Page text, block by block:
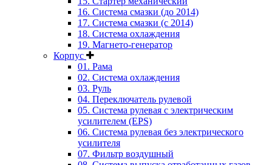
16. Система смазки (до 2014)
17. Система смазки (с 2014)
18. Система охлаждения
19. Магнето-генератор
Корпус
01. Рама
02. Система охлаждения
03. Руль
04. Переключатель рулевой
05. Система рулевая с электрическим
усилителем (EPS)
06. Система рулевая без электрического
усилителя
07. Фильтр воздушный